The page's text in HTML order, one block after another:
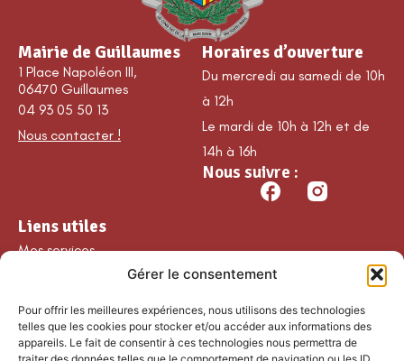
Gérer le consentement
Pour offrir les meilleures expériences, nous utilisons des technologies
telles que les cookies pour stocker et/ou accéder aux informations des
appareils. Le fait de consentir à ces technologies nous permettra de
Mairie de Guillaumes
1 Place Napoléon III,
06470 Guillaumes
04 93 05 50 13
Nous contacter !
Horaires d’ouverture
Du mercredi au samedi de 10h
à 12h
Le mardi de 10h à 12h et de
14h à 16h
Nous suivre :
Liens utiles
Mes services
Nos loisirs
Agenda